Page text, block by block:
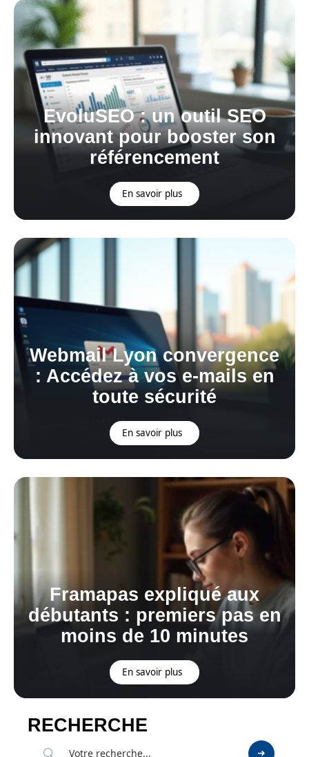
EvoluSEO : un outil SEO
innovant pour booster son
référencement
En savoir plus
Webmail Lyon convergence
: Accédez à vos e-mails en
toute sécurité
En savoir plus
Framapas expliqué aux
débutants : premiers pas en
moins de 10 minutes
En savoir plus
RECHERCHE